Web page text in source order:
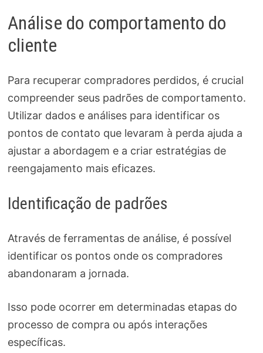
Análise do comportamento do
cliente
Para recuperar compradores perdidos, é crucial
compreender seus padrões de comportamento.
Utilizar dados e análises para identificar os
pontos de contato que levaram à perda ajuda a
ajustar a abordagem e a criar estratégias de
reengajamento mais eficazes.
Identificação de padrões
Através de ferramentas de análise, é possível
identificar os pontos onde os compradores
abandonaram a jornada.
Isso pode ocorrer em determinadas etapas do
processo de compra ou após interações
específicas.